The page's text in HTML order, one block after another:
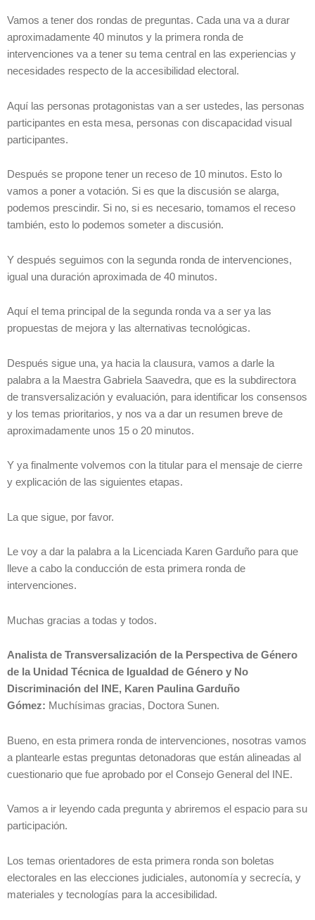
Vamos a tener dos rondas de preguntas. Cada una va a durar
aproximadamente 40 minutos y la primera ronda de
intervenciones va a tener su tema central en las experiencias y
necesidades respecto de la accesibilidad electoral.
Aquí las personas protagonistas van a ser ustedes, las personas
participantes en esta mesa, personas con discapacidad visual
participantes.
Después se propone tener un receso de 10 minutos. Esto lo
vamos a poner a votación. Si es que la discusión se alarga,
podemos prescindir. Si no, si es necesario, tomamos el receso
también, esto lo podemos someter a discusión.
Y después seguimos con la segunda ronda de intervenciones,
igual una duración aproximada de 40 minutos.
Aquí el tema principal de la segunda ronda va a ser ya las
propuestas de mejora y las alternativas tecnológicas.
Después sigue una, ya hacia la clausura, vamos a darle la
palabra a la Maestra Gabriela Saavedra, que es la subdirectora
de transversalización y evaluación, para identificar los consensos
y los temas prioritarios, y nos va a dar un resumen breve de
aproximadamente unos 15 o 20 minutos.
Y ya finalmente volvemos con la titular para el mensaje de cierre
y explicación de las siguientes etapas.
La que sigue, por favor.
Le voy a dar la palabra a la Licenciada Karen Garduño para que
lleve a cabo la conducción de esta primera ronda de
intervenciones.
Muchas gracias a todas y todos.
Analista de Transversalización de la Perspectiva de Género
de la Unidad Técnica de Igualdad de Género y No
Discriminación del INE, Karen Paulina Garduño
Gómez: Muchísimas gracias, Doctora Sunen.
Bueno, en esta primera ronda de intervenciones, nosotras vamos
a plantearle estas preguntas detonadoras que están alineadas al
cuestionario que fue aprobado por el Consejo General del INE.
Vamos a ir leyendo cada pregunta y abriremos el espacio para su
participación.
Los temas orientadores de esta primera ronda son boletas
electorales en las elecciones judiciales, autonomía y secrecía, y
materiales y tecnologías para la accesibilidad.